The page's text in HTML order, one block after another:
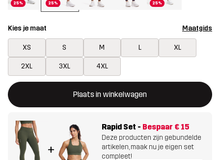
25% 25% 25%
Kies je maat Maatgids
XS S M L XL
2XL 3XL 4XL
Plaats in winkelwagen
Deze knop opent een modal met de bevestiging van een
{{size}} niet beschikbaar
+
Rapid Set - Bespaar € 15
Deze producten zijn gebundelde
artikelen, maak nu je eigen set
compleet!